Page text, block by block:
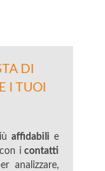
DI
I TUOI
affidabili e
i contatti
analizzare,